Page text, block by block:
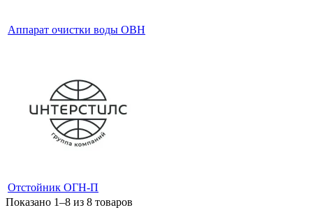
Аппарат очистки воды ОВН
Отстойник ОГН-П
Показано 1–8 из 8 товаров